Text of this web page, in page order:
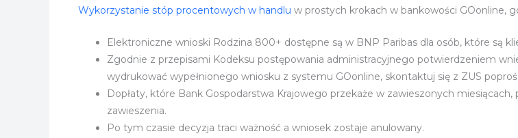
Wykorzystanie stóp procentowych w handlu w prostych krokach w bankowości GOonline,
Elektroniczne wnioski Rodzina 800+ dostępne są w BNP Paribas dla osób, które są
Zgodnie z przepisami Kodeksu postępowania administracyjnego potwierdzeniem
wydrukować wypełnionego wniosku z systemu GOonline, skontaktuj się z ZUS
Dopłaty, które Bank Gospodarstwa Krajowego przekaże w zawieszonych
zawieszenia.
Po tym czasie decyzja traci ważność a wniosek zostaje anulowany.